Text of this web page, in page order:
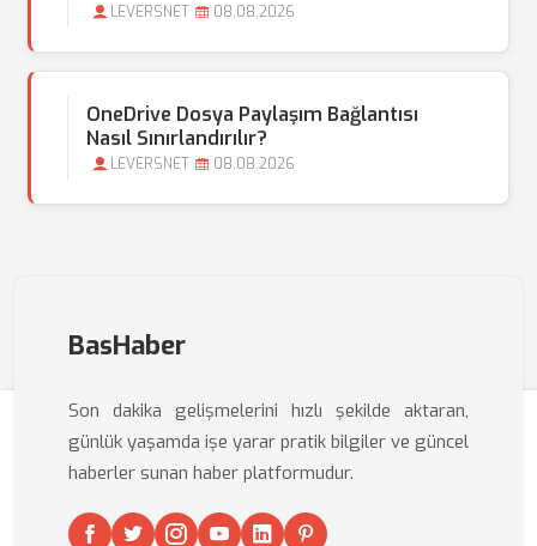
LEVERSNET 08.08.2026
OneDrive Dosya Paylaşım Bağlantısı
Nasıl Sınırlandırılır?
LEVERSNET 08.08.2026
BasHaber
Son dakika gelişmelerini hızlı şekilde aktaran,
günlük yaşamda işe yarar pratik bilgiler ve güncel
haberler sunan haber platformudur.